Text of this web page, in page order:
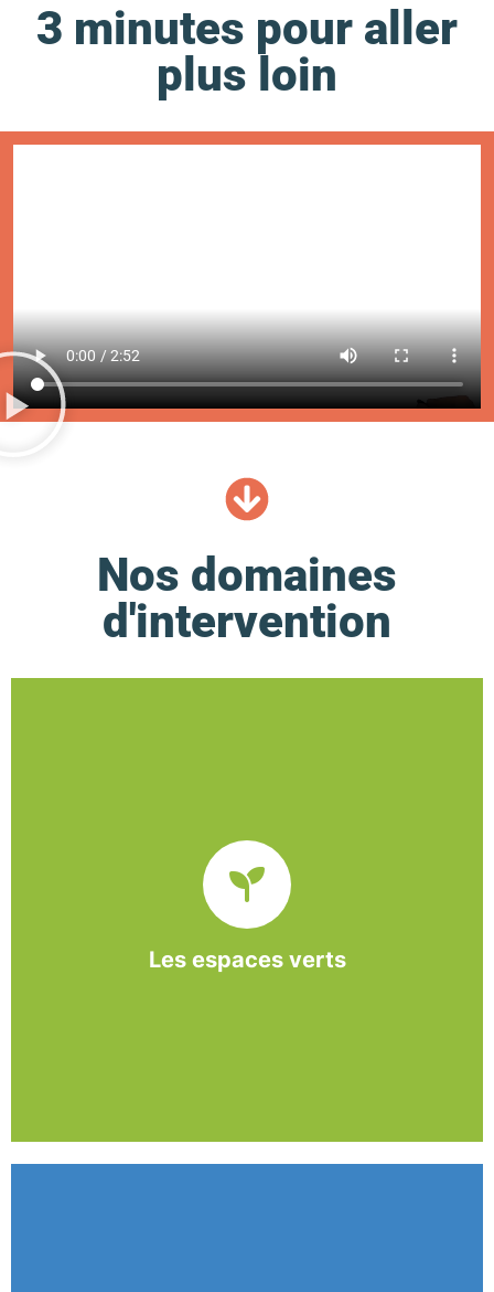
3 minutes pour aller
plus loin
Nos domaines
d'intervention
Les espaces verts
paysager, l’association BASE propose et réalise
des interventions à la demande des entreprises et
collectivités locales.